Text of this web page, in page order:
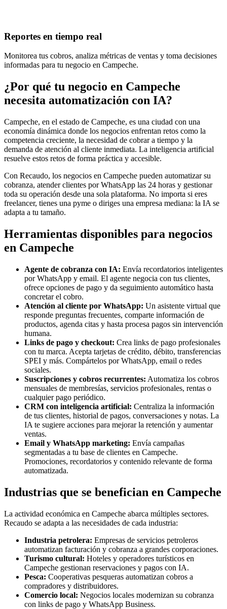
Reportes en tiempo real
Monitorea tus cobros, analiza métricas de ventas y toma decisiones
informadas para tu negocio en Campeche.
¿Por qué tu negocio en Campeche
necesita automatización con IA?
Campeche, en el estado de Campeche, es una ciudad con una
economía dinámica donde los negocios enfrentan retos como la
competencia creciente, la necesidad de cobrar a tiempo y la
demanda de atención al cliente inmediata. La inteligencia artificial
resuelve estos retos de forma práctica y accesible.
Con Recaudo, los negocios en Campeche pueden automatizar su
cobranza, atender clientes por WhatsApp las 24 horas y gestionar
toda su operación desde una sola plataforma. No importa si eres
freelancer, tienes una pyme o diriges una empresa mediana: la IA se
adapta a tu tamaño.
Herramientas disponibles para negocios
en Campeche
Agente de cobranza con IA: Envía recordatorios inteligentes
por WhatsApp y email. El agente negocia con tus clientes,
ofrece opciones de pago y da seguimiento automático hasta
concretar el cobro.
Atención al cliente por WhatsApp: Un asistente virtual que
responde preguntas frecuentes, comparte información de
productos, agenda citas y hasta procesa pagos sin intervención
humana.
Links de pago y checkout: Crea links de pago profesionales
con tu marca. Acepta tarjetas de crédito, débito, transferencias
SPEI y más. Compártelos por WhatsApp, email o redes
sociales.
Suscripciones y cobros recurrentes: Automatiza los cobros
mensuales de membresías, servicios profesionales, rentas o
cualquier pago periódico.
CRM con inteligencia artificial: Centraliza la información
de tus clientes, historial de pagos, conversaciones y notas. La
IA te sugiere acciones para mejorar la retención y aumentar
ventas.
Email y WhatsApp marketing: Envía campañas
segmentadas a tu base de clientes en Campeche.
Promociones, recordatorios y contenido relevante de forma
automatizada.
Industrias que se benefician en Campeche
La actividad económica en Campeche abarca múltiples sectores.
Recaudo se adapta a las necesidades de cada industria:
Industria petrolera: Empresas de servicios petroleros
automatizan facturación y cobranza a grandes corporaciones.
Turismo cultural: Hoteles y operadores turísticos en
Campeche gestionan reservaciones y pagos con IA.
Pesca: Cooperativas pesqueras automatizan cobros a
compradores y distribuidores.
Comercio local: Negocios locales modernizan su cobranza
con links de pago y WhatsApp Business.